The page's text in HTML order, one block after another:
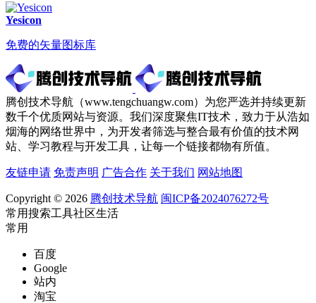
Yesicon
免费的矢量图标库
腾创技术导航（www.tengchuangw.com）为您严选并持续更新
数千个优质网站与资源。我们深度聚焦IT技术，致力于从浩如
烟海的网络世界中，为开发者筛选与整合最有价值的技术网
站、学习教程与开发工具，让每一个链接都物有所值。
友链申请 免责声明 广告合作 关于我们 网站地图
Copyright © 2026 腾创技术导航 闽ICP备2024076272号
常用搜索工具社区生活
常用
百度
Google
站内
淘宝